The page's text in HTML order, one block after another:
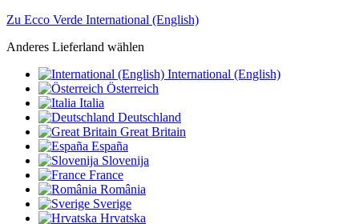
Zu Ecco Verde International (English)
Anderes Lieferland wählen
International (English)
Österreich
Italia
Deutschland
Great Britain
España
Slovenija
France
România
Sverige
Hrvatska